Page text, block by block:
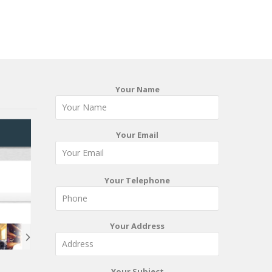
Your Name
Your Email
Your Telephone
Your Address